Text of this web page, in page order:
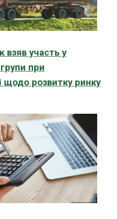
взяв участь у
при
щодо розвитку ринку